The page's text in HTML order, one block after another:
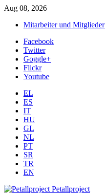
Aug 08, 2026
Mitarbeiter und
Facebook
Twitter
Goggle+
Flickr
Youtube
EL
ES
IT
HU
GL
NL
PT
SR
TR
EN
Petallproject